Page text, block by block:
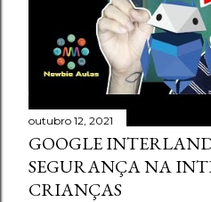
outubro 12, 2021
GOOGLE
SEGURANÇA NA
CRIANÇAS